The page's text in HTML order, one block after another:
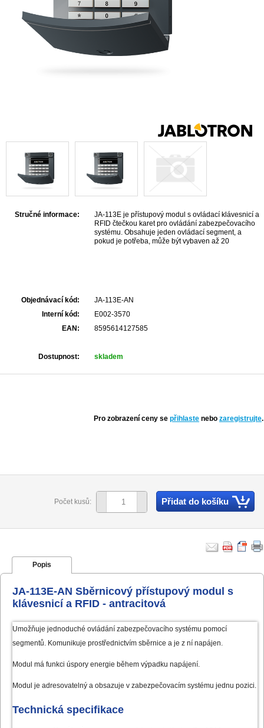
Stručné informace:
JA-113E je přístupový modul s ovládací klávesnicí a
RFID čtečkou karet pro ovládání zabezpečovacího
systému. Obsahuje jeden ovládací segment, a
pokud je potřeba, může být vybaven až 20
Objednávací kód:
JA-113E-AN
Interní kód:
E002-3570
EAN:
8595614127585
Dostupnost: skladem
Pro zobrazení ceny se přihlaste nebo zaregistrujte.
Počet kusů: Přidat do košíku
Popis
JA-113E-AN Sběrnicový přístupový modul s
klávesnicí a RFID - antracitová
Umožňuje jednoduché ovládání zabezpečovacího systému pomocí
segmentů. Komunikuje prostřednictvím sběrnice a je z ní napájen.
Modul má funkci úspory energie během výpadku napájení.
Modul je adresovatelný a obsazuje v zabezpečovacím systému jednu pozici.
Technická specifikace